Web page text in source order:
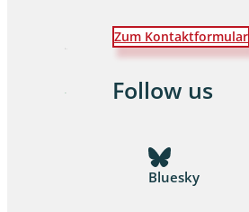
Zum Kontaktformular
Follow us
Bluesky